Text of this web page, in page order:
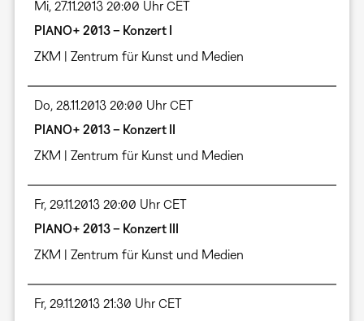
Mi, 27.11.2013 20:00 Uhr CET
PIANO+ 2013 – Konzert I
ZKM | Zentrum für Kunst und Medien
Do, 28.11.2013 20:00 Uhr CET
PIANO+ 2013 – Konzert II
ZKM | Zentrum für Kunst und Medien
Fr, 29.11.2013 20:00 Uhr CET
PIANO+ 2013 – Konzert III
ZKM | Zentrum für Kunst und Medien
Fr, 29.11.2013 21:30 Uhr CET